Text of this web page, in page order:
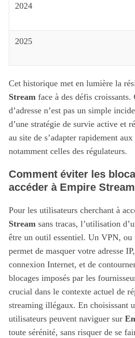
2024
2025
Cet historique met en lumière la
Streamface à des défis croissants.
d’adresse n’est pas un simple
d’une stratégie de survie active et
au site de s’adapter rapidement
notamment celles des régulateurs.
Comment éviter les
accéder à Empire
Pour les utilisateurs cherchant à
Streamsans tracas, l’utilisation
être un outil essentiel. Un VPN, ou
permet de masquer votre adresse
connexion Internet, et de
blocages imposés par les
crucial dans le contexte actuel de
streaming illégaux. En choisissant
utilisateurs peuvent naviguer sur
toute sérénité, sans risquer de se